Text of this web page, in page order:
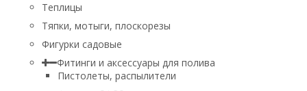
Теплицы
Тяпки, мотыги, плоскорезы
Фигурки садовые
Фитинги и аксессуары для полива
Пистолеты, распылители